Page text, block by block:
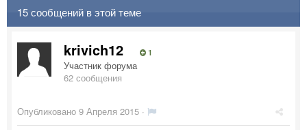
15 сообщений в этой теме
krivich12 1
Участник форума
62 сообщения
Опубликовано 9 Апреля 2015 ·